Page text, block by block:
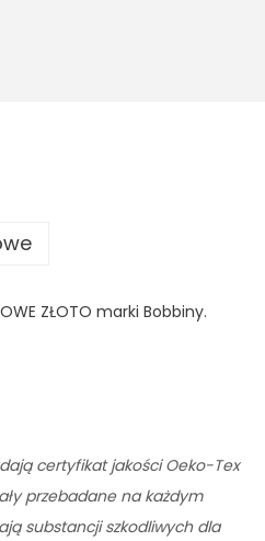
ZŁOTO marki Bobbiny.
certyfikat jakości Oeko-Tex
przebadane na każdym
substancji szkodliwych dla